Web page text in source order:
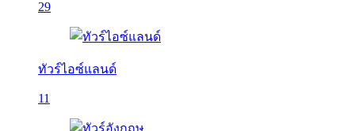
29
ทัวร์ไอซ์แลนด์
11